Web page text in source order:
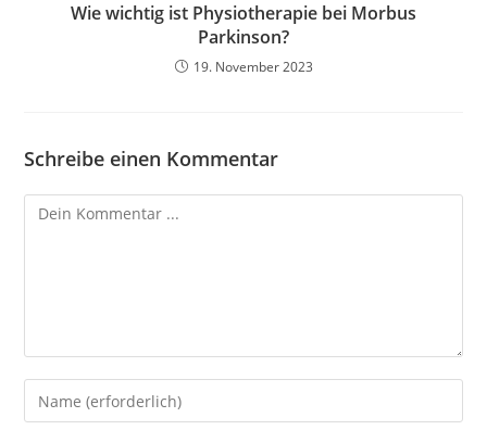
Wie wichtig ist Physiotherapie bei Morbus
Parkinson?
19. November 2023
Schreibe einen Kommentar